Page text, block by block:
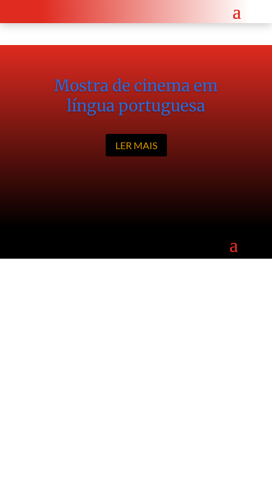
Encontro diplomático reforça cooperação entre Angola e a República Checa.Saiba mais
Mostra de cinema em
língua portuguesa
LER MAIS